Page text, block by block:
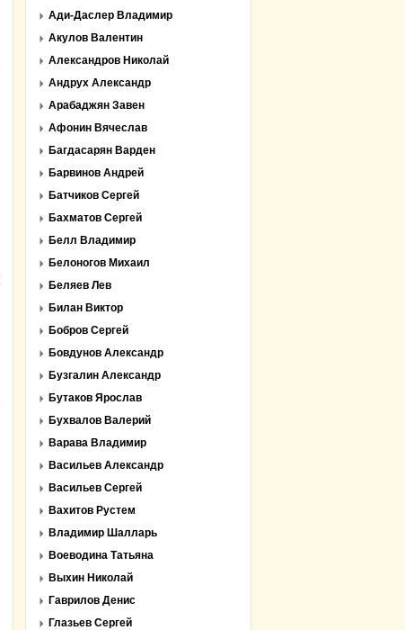
Ади-Даслер Владимир
Акулов Валентин
Александров Николай
Андрух Александр
Арабаджян Завен
Афонин Вячеслав
Багдасарян Варден
Барвинов Андрей
Батчиков Сергей
Бахматов Сергей
Белл Владимир
Белоногов Михаил
Беляев Лев
Билан Виктор
Бобров Сергей
Бовдунов Александр
Бузгалин Александр
Бутаков Ярослав
Бухвалов Валерий
Варава Владимир
Васильев Александр
Васильев Сергей
Вахитов Рустем
Владимир Шалларь
Воеводина Татьяна
Выхин Николай
Гаврилов Денис
Глазьев Сергей